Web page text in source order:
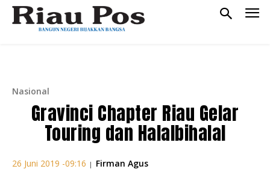
Nasional
Gravinci Chapter Riau Gelar
Touring dan Halalbihalal
26 Juni 2019 -09:16 | Firman Agus